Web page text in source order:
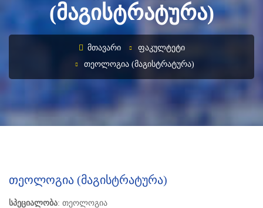
(ᲛᲐᲒᲘᲡᲢᲠᲐᲢᲣᲠᲐ)
ᲛᲗᲐᲕᲐᲠᲘ
ᲤᲐᲙᲣᲚᲢᲔᲢᲘ
ᲗᲔᲝᲚᲝᲒᲘᲐ (ᲛᲐᲒᲘᲡᲢᲠᲐᲢᲣᲠᲐ)
Თეოლოგია (მაგისტრატურა)
სპეციალობა: თეოლოგია